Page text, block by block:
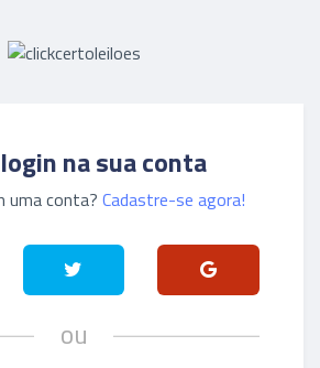
na sua conta
uma conta? Cadastre-se agora!
ou